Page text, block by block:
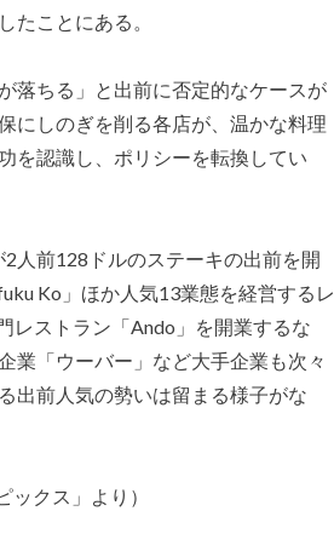
たことにある。
落ちる」と出前に否定的なケースが
にしのぎを削る各店が、温かな料理
を認識し、ポリシーを転換してい
人前128ドルのステーキの出前を開
Ko」ほか人気13業態を経営するレ
レストラン「Ando」を開業するな
業「ウーバー」など大手企業も次々
出前人気の勢いは留まる様子がな
ックス」より）